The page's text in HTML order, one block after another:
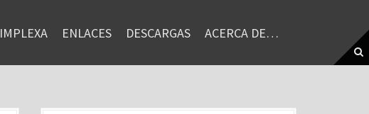
IMPLEXA ENLACES DESCARGAS ACERCA DE…